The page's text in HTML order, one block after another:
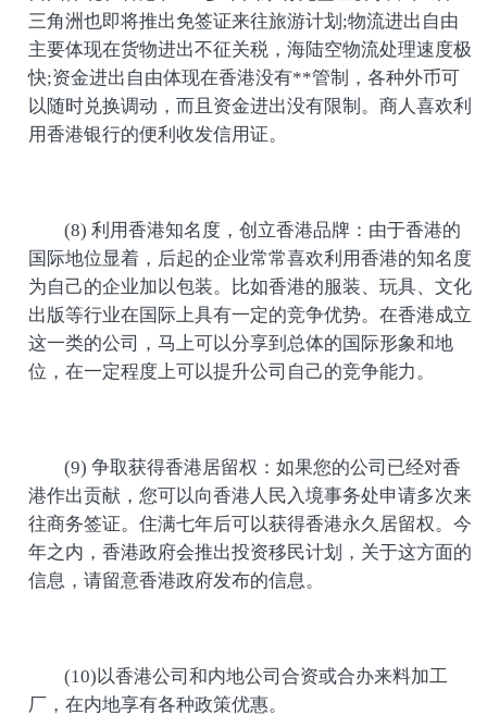
三角洲也即将推出免签证来往旅游计划;物流进出自由
主要体现在货物进出不征关税，海陆空物流处理速度极
快;资金进出自由体现在香港没有**管制，各种外币可
以随时兑换调动，而且资金进出没有限制。商人喜欢利
用香港银行的便利收发信用证。
(8) 利用香港知名度，创立香港品牌：由于香港的
国际地位显着，后起的企业常常喜欢利用香港的知名度
为自己的企业加以包装。比如香港的服装、玩具、文化
出版等行业在国际上具有一定的竞争优势。在香港成立
这一类的公司，马上可以分享到总体的国际形象和地
位，在一定程度上可以提升公司自己的竞争能力。
(9) 争取获得香港居留权：如果您的公司已经对香
港作出贡献，您可以向香港人民入境事务处申请多次来
往商务签证。住满七年后可以获得香港永久居留权。今
年之内，香港政府会推出投资移民计划，关于这方面的
信息，请留意香港政府发布的信息。
(10)以香港公司和内地公司合资或合办来料加工
厂，在内地享有各种政策优惠。